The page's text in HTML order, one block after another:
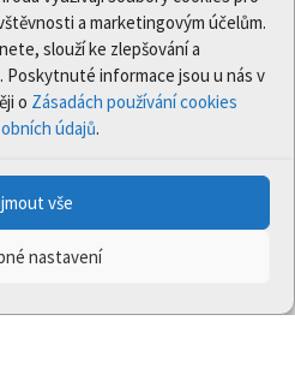
a marketingovým účelům.
slouží ke zlepšování a
Poskytnuté informace jsou u nás v
o Zásadách používání cookies
údajů.
vše
nastavení